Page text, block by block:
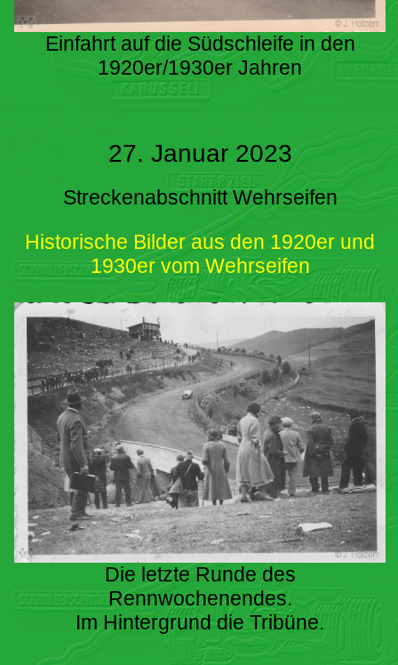
Einfahrt auf die Südschleife in den
1920er/1930er Jahren
27. Januar 2023
Streckenabschnitt Wehrseifen
Historische Bilder aus den 1920er und
1930er vom Wehrseifen
Die letzte Runde des
Rennwochenendes.
Im Hintergrund die Tribüne.